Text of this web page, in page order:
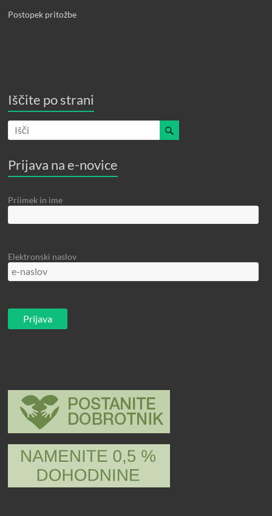
Postopek pritožbe
Iščite po strani
Prijava na e-novice
Priimek in ime
Elektronski naslov